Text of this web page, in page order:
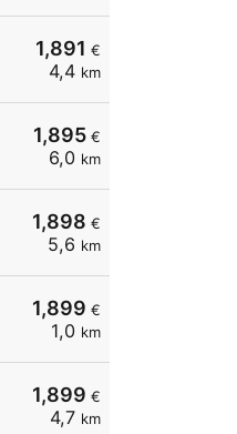
1,891 €
4,4 km
1,895 €
6,0 km
1,898 €
5,6 km
1,899 €
1,0 km
1,899 €
4,7 km